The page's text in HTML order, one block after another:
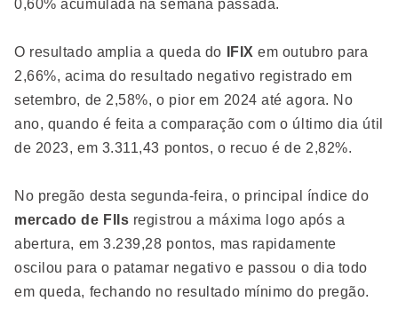
0,60% acumulada na semana passada.
O resultado amplia a queda do IFIX em outubro para
2,66%, acima do resultado negativo registrado em
setembro, de 2,58%, o pior em 2024 até agora. No
ano, quando é feita a comparação com o último dia útil
de 2023, em 3.311,43 pontos, o recuo é de 2,82%.
No pregão desta segunda-feira, o principal índice do
mercado de FIIs registrou a máxima logo após a
abertura, em 3.239,28 pontos, mas rapidamente
oscilou para o patamar negativo e passou o dia todo
em queda, fechando no resultado mínimo do pregão.